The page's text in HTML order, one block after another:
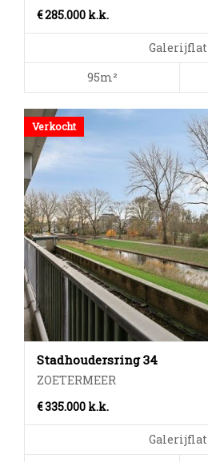
€ 285.000 k.k.
Galerijflat
95m²
Verkocht
Stadhoudersring 34
ZOETERMEER
€ 335.000 k.k.
Galerijflat